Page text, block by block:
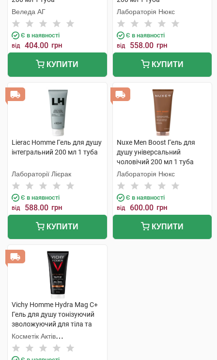
Веледа АГ
Є в наявності
від 404.00 грн
КУПИТИ
Лабораторія Нюкс
Є в наявності
від 558.00 грн
КУПИТИ
Lierac Homme Гель для душу
інтегральний 200 мл 1 туба
Лабораторії Лієрак
Є в наявності
від 588.00 грн
КУПИТИ
Nuxe Men Boost Гель для
душу універсальний
чоловічий 200 мл 1 туба
Лабораторія Нюкс
Є в наявності
від 600.00 грн
КУПИТИ
Vichy Homme Hydra Mag C+
Гель для душу тонізуючий
зволожуючий для тіла та
волосся 200 мл 1 туба
Косметік Актів
Інтернаціональ